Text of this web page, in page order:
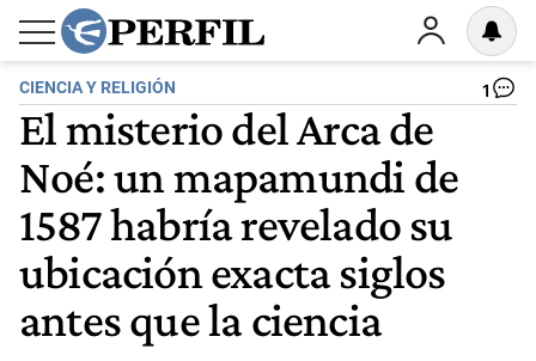
CIENCIA Y RELIGIÓN 1
El misterio del Arca de
Noé: un mapamundi de
1587 habría revelado su
ubicación exacta siglos
antes que la ciencia